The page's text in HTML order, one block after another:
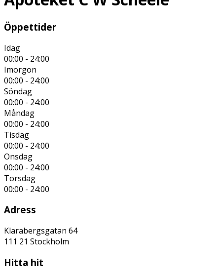
Öppettider
Idag
00:00 - 24:00
Imorgon
00:00 - 24:00
Söndag
00:00 - 24:00
Måndag
00:00 - 24:00
Tisdag
00:00 - 24:00
Onsdag
00:00 - 24:00
Torsdag
00:00 - 24:00
Adress
Klarabergsgatan 64
111 21 Stockholm
Hitta hit